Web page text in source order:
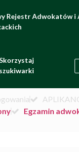
Rejestr Adwokatów i
Egzamin